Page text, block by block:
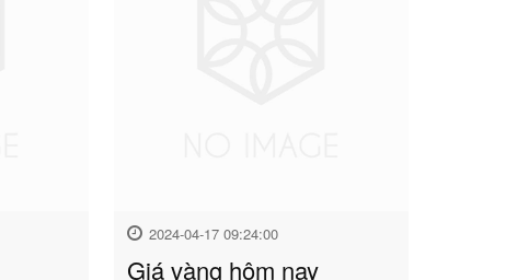
2024-04-17 09:24:00
Giá vàng hôm nay